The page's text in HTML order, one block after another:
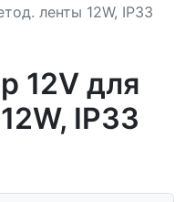
ленты 12W, IP33
12V для
IP33